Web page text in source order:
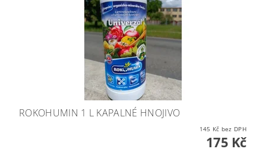
ROKOHUMIN 1 L KAPALNÉ HNOJIVO
145 Kč bez DPH
175 Kč